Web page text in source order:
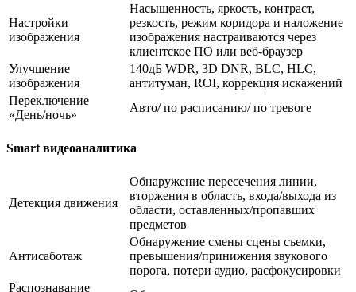
Настройки
изображения
Насыщенность, яркость, контраст,
резкость, режим коридора и наложение
изображения настраиваются через
клиентское ПО или веб-браузер
Улучшение
изображения
140дБ WDR, 3D DNR, BLC, HLC,
антитуман, ROI, коррекция искажений
Переключение
«День/ночь»
Авто/ по расписанию/ по тревоге
Smart видеоаналитика
Детекция движения
Обнаружение пересечения линии,
вторжения в область, входа/выхода из
области, оставленных/пропавших
предметов
Антисаботаж
Обнаружение смены сцены съемки,
превышения/принижения звукового
порога, потери аудио, расфокусировки
Распознавание